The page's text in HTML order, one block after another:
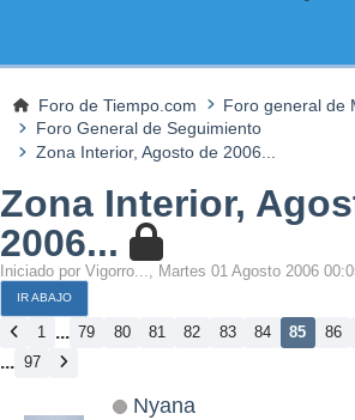
Foro de Tiempo.com
Foro general de
Foro General de Seguimiento
Zona Interior, Agosto de 2006...
Zona Interior,
2006...
Iniciado por Vigorro..., Martes 01 Agosto 2006
IR ABAJO
1 ... 79 80 81 82 83 84 85 86
... 97
Nyana